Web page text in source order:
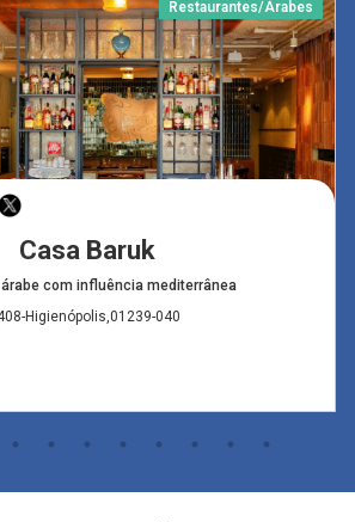
Restaurantes/Árabes
Casa Baruk
com influência mediterrânea
Higienópolis,01239-040